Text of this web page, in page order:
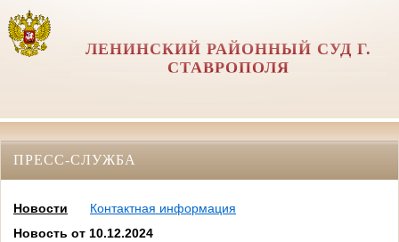
ЛЕНИНСКИЙ РАЙОННЫЙ СУД Г.
СТАВРОПОЛЯ
ПРЕСС-СЛУЖБА
Новости
Контактная информация
Новость от 10.12.2024